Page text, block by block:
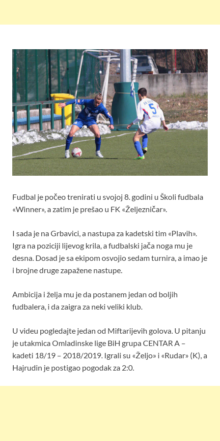
Fudbal je počeo trenirati u svojoj 8. godini u Školi fudbala
«Winner», a zatim je prešao u FK «Željezničar».
I sada je na Grbavici, a nastupa za kadetski tim «Plavih».
Igra na poziciji lijevog krila, a fudbalski jača noga mu je
desna. Dosad je sa ekipom osvojio sedam turnira, a imao je
i brojne druge zapažene nastupe.
Ambicija i želja mu je da postanem jedan od boljih
fudbalera, i da zaigra za neki veliki klub.
U videu pogledajte jedan od Miftarijevih golova. U pitanju
je utakmica Omladinske lige BiH grupa CENTAR A –
kadeti 18/19 – 2018/2019. Igrali su «Željo» i «Rudar» (K), a
Hajrudin je postigao pogodak za 2:0.